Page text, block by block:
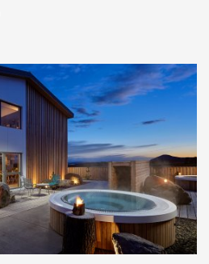
FUNDIR &